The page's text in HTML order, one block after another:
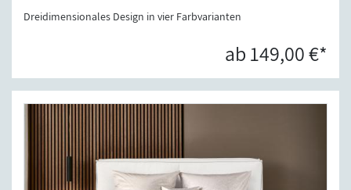
Dreidimensionales Design in vier Farbvarianten
ab 149,00 €*